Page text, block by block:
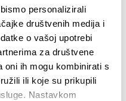
personalizirali
društvenih medija i
o vašoj upotrebi
za društvene
oni ih mogu kombinirati s
ili koje su prikupili
Nastavkom